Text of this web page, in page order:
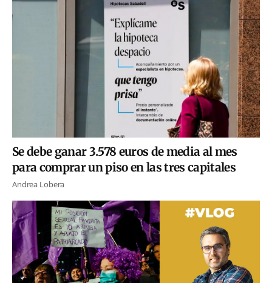
Se debe ganar 3.578 euros de media al mes
para comprar un piso en las tres capitales
Andrea Lobera